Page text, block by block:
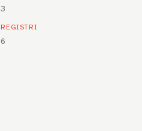
3
REGISTRI
6